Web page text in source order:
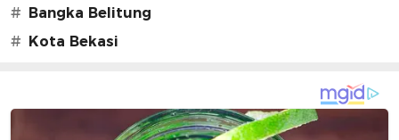
# Bangka Belitung
# Kota Bekasi